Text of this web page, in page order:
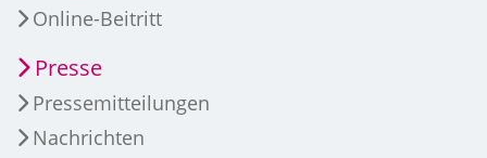
Online-Beitritt
Presse
Pressemitteilungen
Nachrichten